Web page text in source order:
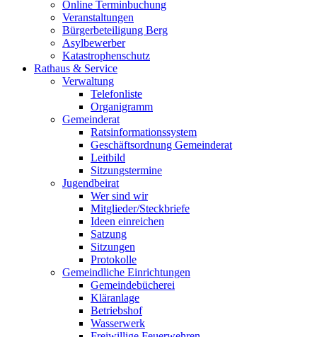
Online Terminbuchung
Veranstaltungen
Bürgerbeteiligung Berg
Asylbewerber
Katastrophenschutz
Rathaus & Service
Verwaltung
Telefonliste
Organigramm
Gemeinderat
Ratsinformationssystem
Geschäftsordnung Gemeinderat
Leitbild
Sitzungstermine
Jugendbeirat
Wer sind wir
Mitglieder/Steckbriefe
Ideen einreichen
Satzung
Sitzungen
Protokolle
Gemeindliche Einrichtungen
Gemeindebücherei
Kläranlage
Betriebshof
Wasserwerk